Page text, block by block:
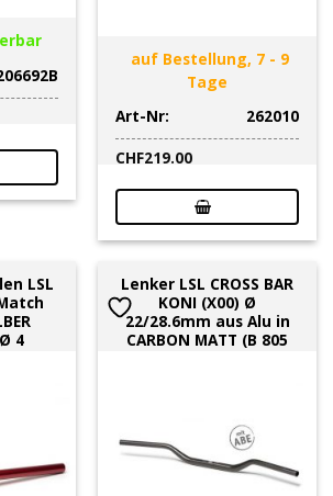
auf Bestellung, 7 - 9
Tage
Art-Nr:
262010
CHF219.00
LSL
4
Lenker LSL CROSS BAR
KONI (X00) Ø
22/28.6mm aus Alu in
CARBON MATT (B 805